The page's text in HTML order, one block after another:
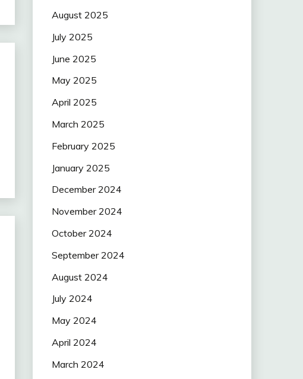
August 2025
July 2025
June 2025
May 2025
April 2025
March 2025
February 2025
January 2025
December 2024
November 2024
October 2024
September 2024
August 2024
July 2024
May 2024
April 2024
March 2024